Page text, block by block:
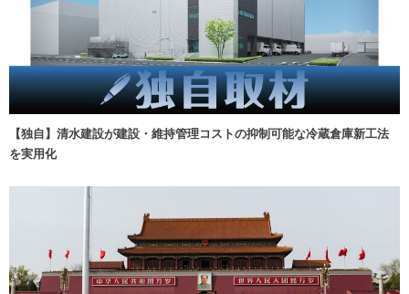
【独自】清水建設が建設・維持管理コストの抑制可能な冷蔵倉庫新工法
を実用化